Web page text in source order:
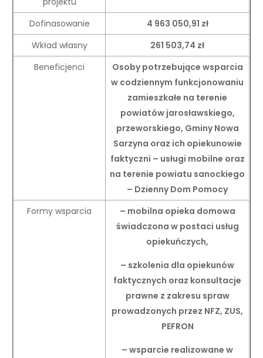
Dofinasowanie
4 963 050,91 zł
Wkład własny
261 503,74 zł
Beneficjenci
Osoby potrzebujące wsparcia
w codziennym funkcjonowaniu
zamieszkałe na terenie
powiatów jarosławskiego,
przeworskiego, Gminy Nowa
Sarzyna oraz ich opiekunowie
faktyczni – usługi mobilne oraz
na terenie powiatu sanockiego
– Dzienny Dom Pomocy
Formy wsparcia
– mobilna opieka domowa
świadczona w postaci usług
opiekuńczych,
– szkolenia dla opiekunów
faktycznych oraz konsultacje
prawne z zakresu spraw
prowadzonych przez NFZ, ZUS,
PEFRON
– wsparcie realizowane w